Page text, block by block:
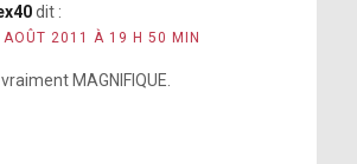
dit :
AOÛT 2011 À 19 H 50 MIN
MAGNIFIQUE.